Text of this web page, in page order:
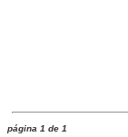
página 1 de 1